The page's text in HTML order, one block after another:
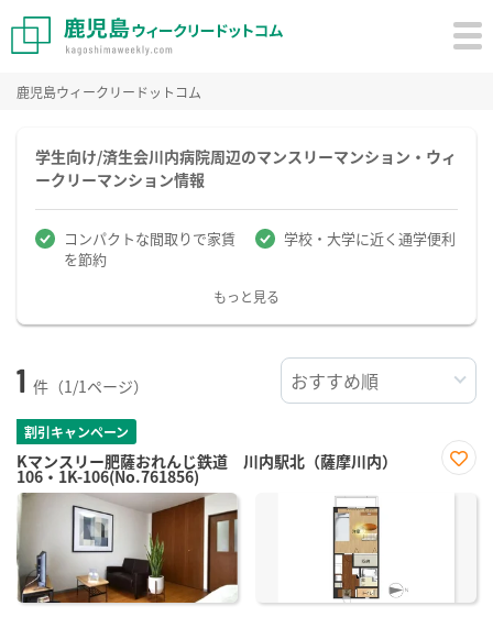
鹿児島ウィークリードットコム
学生向け/済生会川内病院周辺のマンスリーマンション・ウィ
ークリーマンション情報
コンパクトな間取りで家賃
を節約
学校・大学に近く通学便利
もっと見る
1 件（1/1ページ）
割引キャンペーン
Kマンスリー肥薩おれんじ鉄道 川内駅北（薩摩川内）
106・1K-106(No.761856)
に入